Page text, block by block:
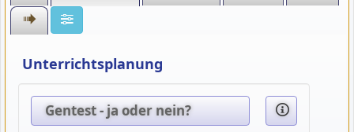
Unterrichtsplanung
Gentest - ja oder nein?